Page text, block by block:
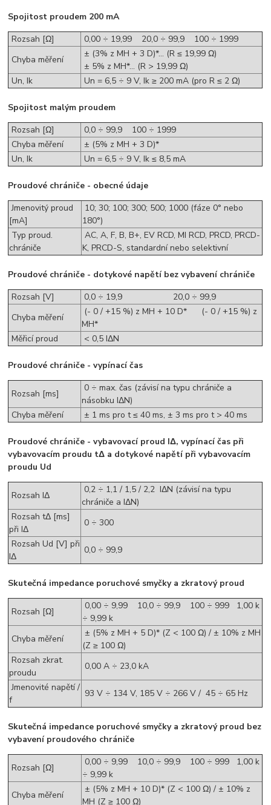
Spojitost proudem 200 mA
Rozsah [Ω]
0,00 ÷ 19,99 20,0 ÷ 99,9 100 ÷ 1999
Chyba měření
± (3% z MH + 3 D)*... (R ≤ 19,99 Ω)
± 5% z MH*... (R > 19,99 Ω)
Un, Ik
Un = 6,5 ÷ 9 V, Ik ≥ 200 mA (pro R ≤ 2 Ω)
Spojitost malým proudem
Rozsah [Ω]
0,0 ÷ 99,9 100 ÷ 1999
Chyba měření
± (5% z MH + 3 D)*
Un, Ik
Un = 6,5 ÷ 9 V, Ik ≤ 8,5 mA
Proudové chrániče - obecné údaje
Jmenovitý proud
[mA]
10; 30; 100; 300; 500; 1000 (fáze 0° nebo
180°)
Typ proud.
chrániče
AC, A, F, B, B+, EV RCD, MI RCD, PRCD, PRCD-
K, PRCD-S, standardní nebo selektivní
Proudové chrániče - dotykové napětí bez vybavení chrániče
Rozsah [V]
0,0 ÷ 19,9 20,0 ÷ 99,9
Chyba měření
(- 0 / +15 %) z MH + 10 D* (- 0 / +15 %) z
MH*
Měřicí proud
< 0,5 IΔN
Proudové chrániče - vypínací čas
Rozsah [ms]
0 ÷ max. čas (závisí na typu chrániče a
násobku IΔN)
Chyba měření
± 1 ms pro t ≤ 40 ms, ± 3 ms pro t > 40 ms
Proudové chrániče - vybavovací proud IΔ, vypínací čas při
vybavovacím proudu tΔ a dotykové napětí při vybavovacím
proudu Ud
Rozsah IΔ
0,2 ÷ 1,1 / 1,5 / 2,2 IΔN (závisí na typu
chrániče a IΔN)
Rozsah tΔ [ms]
při IΔ
0 ÷ 300
Rozsah Ud [V] při
IΔ
0,0 ÷ 99,9
Skutečná impedance poruchové smyčky a zkratový proud
Rozsah [Ω]
0,00 ÷ 9,99 10,0 ÷ 99,9 100 ÷ 999 1,00 k
÷ 9,99 k
Chyba měření
± (5% z MH + 5 D)* (Z < 100 Ω) / ± 10% z MH
(Z ≥ 100 Ω)
Rozsah zkrat.
proudu
0,00 A ÷ 23,0 kA
Jmenovité napětí /
f
93 V ÷ 134 V, 185 V ÷ 266 V / 45 ÷ 65 Hz
Skutečná impedance poruchové smyčky a zkratový proud bez
vybavení proudového chrániče
Rozsah [Ω]
0,00 ÷ 9,99 10,0 ÷ 99,9 100 ÷ 999 1,00 k
÷ 9,99 k
Chyba měření
± (5% z MH + 10 D)* (Z < 100 Ω) / ± 10% z
MH (Z ≥ 100 Ω)